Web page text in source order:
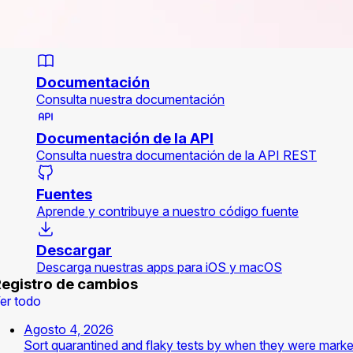
Documentación
Consulta nuestra documentación
Documentación de la API
Consulta nuestra documentación de la API REST
Fuentes
Aprende y contribuye a nuestro código fuente
Descargar
Descarga nuestras apps para iOS y macOS
de cambios
todo
Agosto 4, 2026
Sort quarantined and flaky tests by when they were